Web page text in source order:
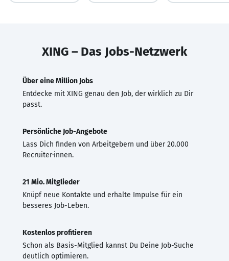
XING – Das Jobs-Netzwerk
Über eine Million Jobs
Entdecke mit XING genau den Job, der wirklich zu Dir
passt.
Persönliche Job-Angebote
Lass Dich finden von Arbeitgebern und über 20.000
Recruiter·innen.
21 Mio. Mitglieder
Knüpf neue Kontakte und erhalte Impulse für ein
besseres Job-Leben.
Kostenlos profitieren
Schon als Basis-Mitglied kannst Du Deine Job-Suche
deutlich optimieren.